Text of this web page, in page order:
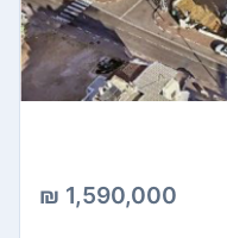
1,590,000 ₪